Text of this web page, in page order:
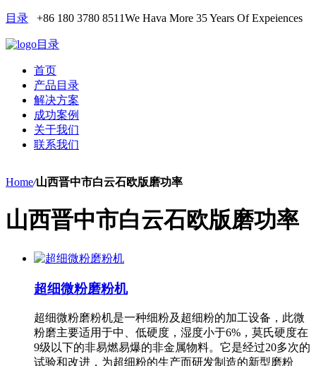
目录 +86 180 3780 8511We Hava More 35 Years Of Expeiences
目录
首页
产品目录
解决方案
成功案例
关于我们
联系我们
Home/山西晋中市白云石欧版磨功率
山西晋中市白云石欧版磨功率
超细微粉磨粉机
超细微粉磨粉机是一种细粉及超细粉的加工设备，此微
粉磨主要适用于中、低硬度，湿度小于6%，莫氏硬度在
9级以下的非易燃易爆的非金属物料。它是经过20多次的
试验和改进，为超细粉的生产而研发制造的新型磨粉